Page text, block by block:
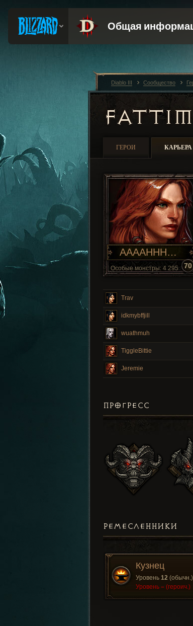
ГЕРОИ КАРЬЕРА
AAAAHHHHHH
Особые монстры: 4 295 70
Trav
idkmybffjill
wuathmuh
TiggleBittie
Jeremie
ПРОГРЕСС
РЕМЕСЛЕННИКИ
Кузнец
Уровень 12 (обычн.)
Уровень – (героич.)
Diablo III Сообщество